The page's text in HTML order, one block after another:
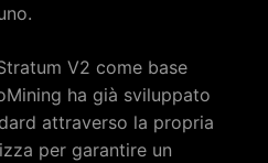
V2 come base
ha già sviluppato
attraverso la propria
per garantire un